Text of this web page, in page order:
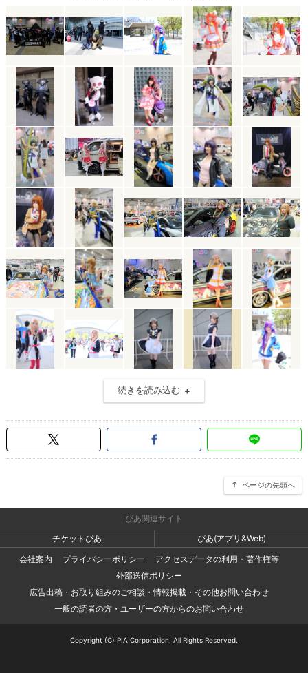
続きを読み込む
ページの先頭へ
ぴあ関連サイト
チケットぴあ
ぴあ(アプリ&Web)
会社案内
プライバシーポリシー
アクセスデータの利用・著作権等
外部送信ポリシー
広告出稿・お取り組みのご相談・情報掲載・その他お問い合わせ
一般の読者の方・ユーザーの方からのお問い合わせ
Copyright (C) PIA Corporation. All Rights Reserved.